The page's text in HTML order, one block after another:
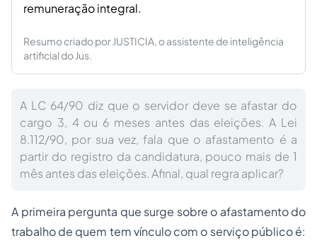
remuneração integral.
Resumo criado por JUSTICIA, o assistente de inteligência
artificial do Jus.
A LC 64/90 diz que o servidor deve se afastar do
cargo 3, 4 ou 6 meses antes das eleições. A Lei
8.112/90, por sua vez, fala que o afastamento é a
partir do registro da candidatura, pouco mais de 1
mês antes das eleições. Afinal, qual regra aplicar?
A primeira pergunta que surge sobre o afastamento do
trabalho de quem tem vínculo com o serviço público é: